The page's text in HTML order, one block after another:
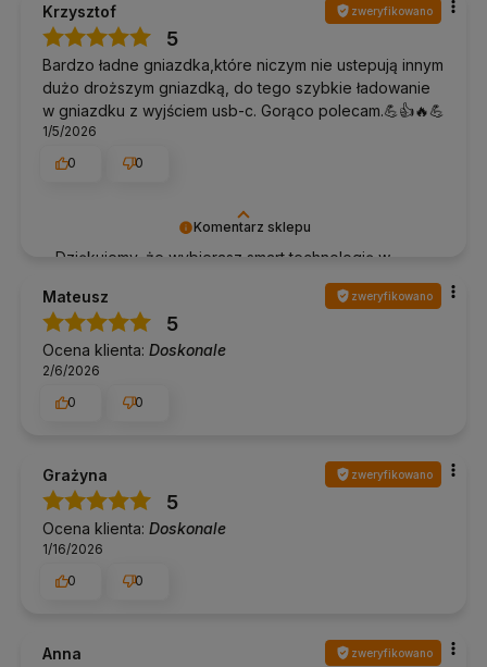
Komentarz sklepu
Dziękujemy, że wybierasz smart technologię w
Krzysztof zweryfikowano
5
Bardzo ładne gniazdka,które niczym nie ustepują innym
dużo droższym gniazdką, do tego szybkie ładowanie
w gniazdku z wyjściem usb-c. Gorąco polecam.💪👍️🔥💪
1/5/2026
0
0
Mateusz zweryfikowano
5
Ocena klienta: Doskonale
2/6/2026
0
0
Grażyna zweryfikowano
5
Ocena klienta: Doskonale
1/16/2026
0
0
Anna zweryfikowano